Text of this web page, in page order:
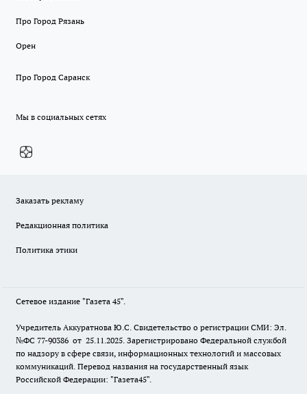
Про Город Рязань
Орен
Про Город Саранск
Мы в социальных сетях
Заказать рекламу
Редакционная политика
Политика этики
Сетевое издание "Газета 45".
Учредитель Аккуратнова Ю.С. Свидетельство о регистрации СМИ: Эл.
№ФС 77-90386 от 25.11.2025. Зарегистрировано Федеральной службой
по надзору в сфере связи, информационных технологий и массовых
коммуникаций. Перевод названия на государственный язык
Российской Федерации: "Газета45".